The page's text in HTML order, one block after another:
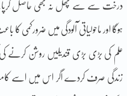
درخت سے سے پھل نہ بھی حاصل
ہوگا اور ماحولیاتی آلودگی میں ضرورکمی کا
علم کی بڑی بڑی قندیلیں روشن
زندگی صرف کردے اگر اس میں اسے